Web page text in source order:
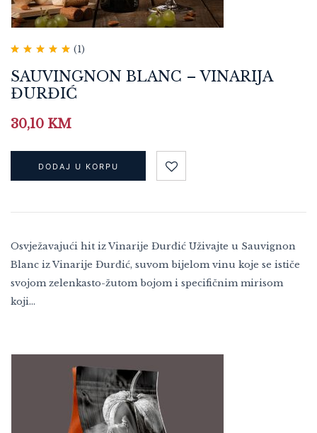
od 5
(1)
SAUVINGNON BLANC – VINARIJA
ĐURĐIĆ
30,10 KM
DODAJ U KORPU
Osvježavajući hit iz Vinarije Đurđić Uživajte u Sauvignon
Blanc iz Vinarije Đurđić, suvom bijelom vinu koje se ističe
svojom zelenkasto-žutom bojom i specifičnim mirisom
koji…